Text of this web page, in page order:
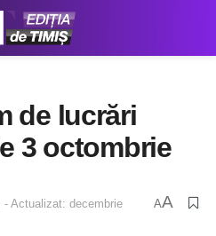
de lucrări
3 octombrie
- Actualizat: decembrie
AA